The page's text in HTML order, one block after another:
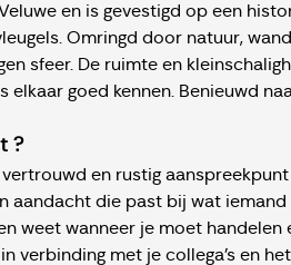
en is gevestigd op een
Omringd door natuur,
sfeer. De ruimte en
elkaar goed kennen. Benieuwd
?
en rustig
aandacht die past bij wat
weet wanneer je moet handelen
verbinding met je collega’s en